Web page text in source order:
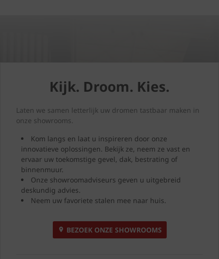
Kijk. Droom. Kies.
Laten we samen letterlijk uw dromen tastbaar maken in
onze showrooms.
Kom langs en laat u inspireren door onze
innovatieve oplossingen. Bekijk ze, neem ze vast en
ervaar uw toekomstige gevel, dak, bestrating of
binnenmuur.
Onze showroomadviseurs geven u uitgebreid
deskundig advies.
Neem uw favoriete stalen mee naar huis.
BEZOEK ONZE SHOWROOMS